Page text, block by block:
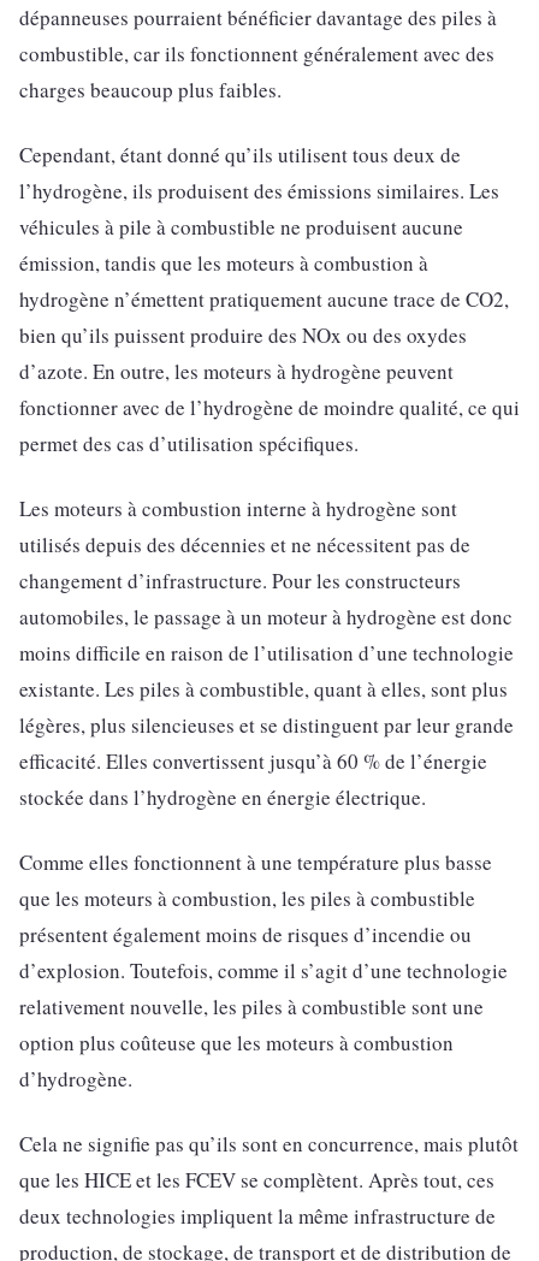
dépanneuses pourraient bénéficier davantage des piles à
combustible, car ils fonctionnent généralement avec des
charges beaucoup plus faibles.
Cependant, étant donné qu’ils utilisent tous deux de
l’hydrogène, ils produisent des émissions similaires. Les
véhicules à pile à combustible ne produisent aucune
émission, tandis que les moteurs à combustion à
hydrogène n’émettent pratiquement aucune trace de CO2,
bien qu’ils puissent produire des NOx ou des oxydes
d’azote. En outre, les moteurs à hydrogène peuvent
fonctionner avec de l’hydrogène de moindre qualité, ce qui
permet des cas d’utilisation spécifiques.
Les moteurs à combustion interne à hydrogène sont
utilisés depuis des décennies et ne nécessitent pas de
changement d’infrastructure. Pour les constructeurs
automobiles, le passage à un moteur à hydrogène est donc
moins difficile en raison de l’utilisation d’une technologie
existante. Les piles à combustible, quant à elles, sont plus
légères, plus silencieuses et se distinguent par leur grande
efficacité. Elles convertissent jusqu’à 60 % de l’énergie
stockée dans l’hydrogène en énergie électrique.
Comme elles fonctionnent à une température plus basse
que les moteurs à combustion, les piles à combustible
présentent également moins de risques d’incendie ou
d’explosion. Toutefois, comme il s’agit d’une technologie
relativement nouvelle, les piles à combustible sont une
option plus coûteuse que les moteurs à combustion
d’hydrogène.
Cela ne signifie pas qu’ils sont en concurrence, mais plutôt
que les HICE et les FCEV se complètent. Après tout, ces
deux technologies impliquent la même infrastructure de
production, de stockage, de transport et de distribution de